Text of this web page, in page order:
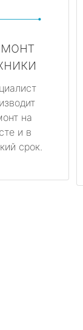
на
и в
срок.